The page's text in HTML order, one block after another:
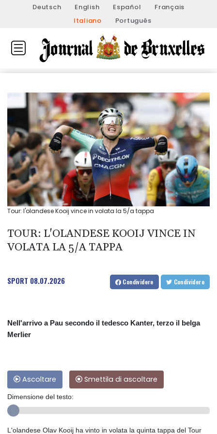
Deutsch English Español
Français
Italiano
Português
Tour: l'olandese Kooij vince in volata la 5/a tappa
TOUR: L'OLANDESE KOOIJ VINCE IN
VOLATA LA 5/A TAPPA
SPORT 08.07.2026 Condividere Condividere
Nell'arrivo a Pau secondo il tedesco Kanter, terzo il belga
Merlier
Ascoltare Smettila di ascoltare
Dimensione del testo:
L'olandese Olav Kooij ha vinto in volata la quinta tappa del Tour